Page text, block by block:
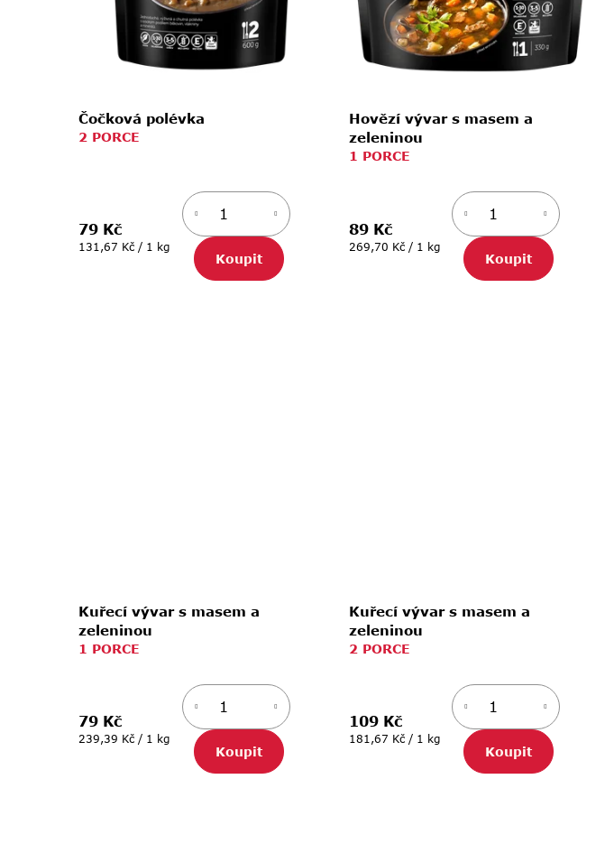
Čočková polévka
2 PORCE
79 Kč
Měrná
131,67 Kč / 1 kg
Koupit
Hovězí vývar s masem a
zeleninou
1 PORCE
89 Kč
Měrná
269,70 Kč / 1 kg
Koupit
Kuřecí vývar s masem a
zeleninou
1 PORCE
79 Kč
Měrná
239,39 Kč / 1 kg
Koupit
Kuřecí vývar s masem a
zeleninou
2 PORCE
109 Kč
Měrná
181,67 Kč / 1 kg
Koupit